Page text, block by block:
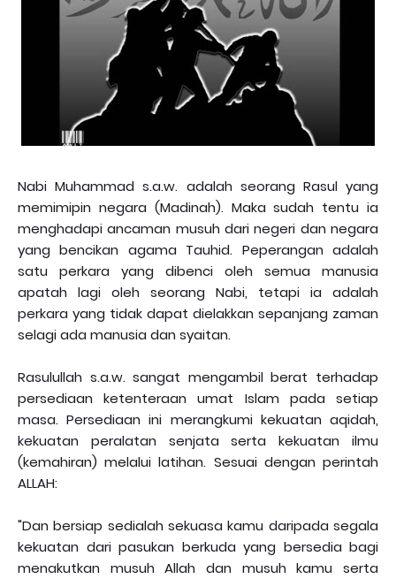
Nabi Muhammad s.a.w. adalah seorang Rasul yang
memimipin negara (Madinah). Maka sudah tentu ia
menghadapi ancaman musuh dari negeri dan negara
yang bencikan agama Tauhid. Peperangan adalah
satu perkara yang dibenci oleh semua manusia
apatah lagi oleh seorang Nabi, tetapi ia adalah
perkara yang tidak dapat dielakkan sepanjang zaman
selagi ada manusia dan syaitan.
Rasulullah s.a.w. sangat mengambil berat terhadap
persediaan ketenteraan umat Islam pada setiap
masa. Persediaan ini merangkumi kekuatan aqidah,
kekuatan peralatan senjata serta kekuatan ilmu
(kemahiran) melalui latihan. Sesuai dengan perintah
ALLAH:
"Dan bersiap sedialah sekuasa kamu daripada segala
kekuatan dari pasukan berkuda yang bersedia bagi
menakutkan musuh Allah dan musuh kamu serta